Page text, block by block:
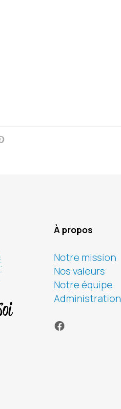
À propos
Notre mission
Nos valeurs
Notre équipe
Administration
Facebook